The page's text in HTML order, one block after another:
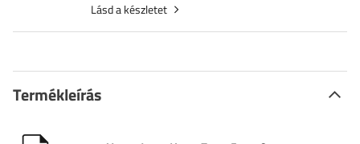
Lásd a készletet
Termékleírás